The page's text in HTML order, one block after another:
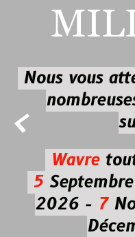

Nous vous
Wavre
5
2026 -7